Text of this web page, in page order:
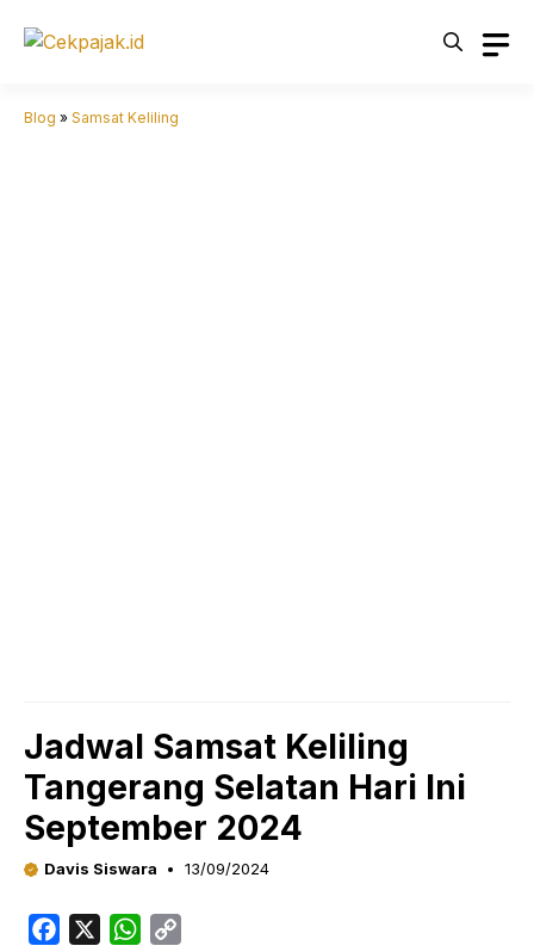
Blog » Samsat Keliling
Jadwal Samsat Keliling
Tangerang Selatan Hari Ini
September 2024
Davis Siswara 13/09/2024
W